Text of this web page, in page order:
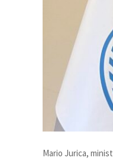
Mario Jurica,